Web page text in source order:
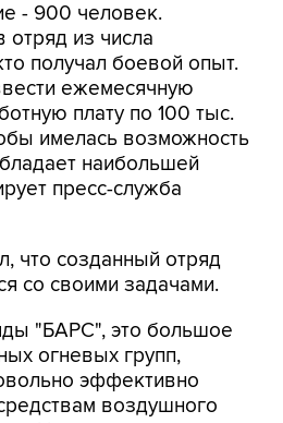
- 900 человек.
из числа
получал боевой опыт.
ежемесячную
плату по 100 тыс.
имелась возможность
наибольшей
пресс-служба
что созданный отряд
со своими задачами.
"БАРС", это большое
огневых групп,
эффективно
воздушного